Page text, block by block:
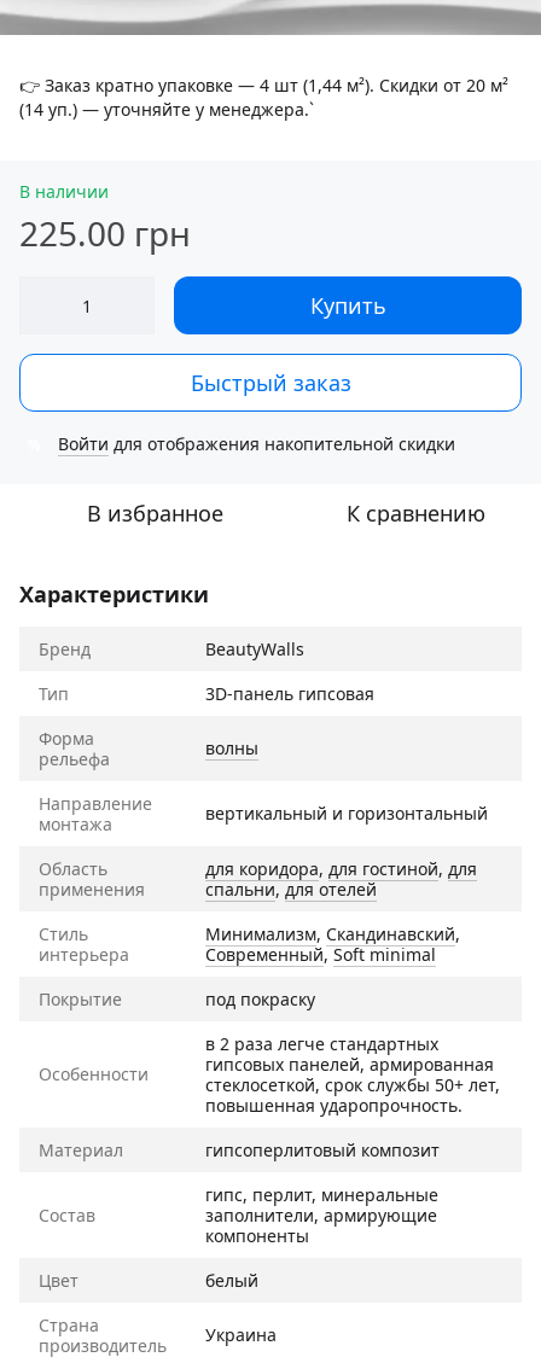
👉 Заказ кратно упаковке — 4 шт (1,44 м²). Скидки от 20 м²
(14 уп.) — уточняйте у менеджера.`
В наличии
225.00 грн
Купить
Быстрый заказ
Войти для отображения накопительной скидки
В избранное К сравнению
Характеристики
Бренд
BeautyWalls
Тип
3D-панель гипсовая
Форма
рельефа
волны
Направление
монтажа
вертикальный и горизонтальный
Область
применения
для коридора, для гостиной, для
спальни,для отелей
Стиль
интерьера
Минимализм, Скандинавский,
Современный,Soft minimal
Покрытие
под покраску
Особенности
в 2 раза легче стандартных
гипсовых панелей, армированная
стеклосеткой, срок службы 50+ лет,
повышенная ударопрочность.
Материал
гипсоперлитовый композит
Состав
гипс, перлит, минеральные
заполнители, армирующие
компоненты
Цвет
белый
Страна
производитель
Украина